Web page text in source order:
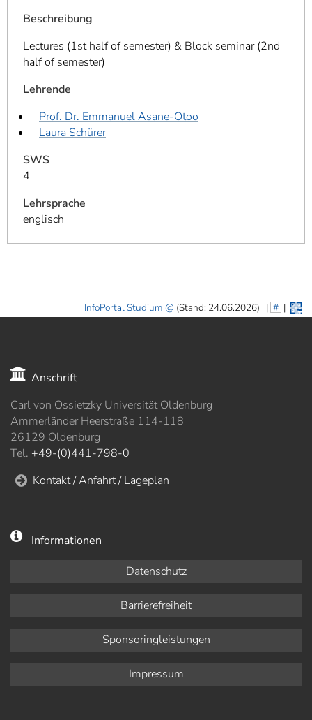
Beschreibung
Lectures (1st half of semester) & Block seminar (2nd
half of semester)
Lehrende
Prof. Dr. Emmanuel Asane-Otoo
Laura Schürer
SWS
4
Lehrsprache
englisch
InfoPortal Studium (Stand: 24.06.2026) | # |
Anschrift
Carl von Ossietzky Universität Oldenburg
Ammerländer Heerstraße 114-118
26129 Oldenburg
Tel. +49-(0)441-798-0
Kontakt / Anfahrt / Lageplan
Informationen
Datenschutz
Barrierefreiheit
Sponsoringleistungen
Impressum